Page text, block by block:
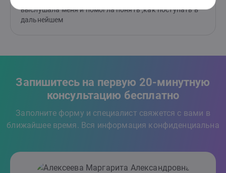
выслушала меня и помогла понять ,как поступать в
дальнейшем
Запишитесь на первую 20-минутную
консультацию бесплатно
Заполните форму и специалист свяжется с вами в
ближайшее время. Вся информация конфиденциальна